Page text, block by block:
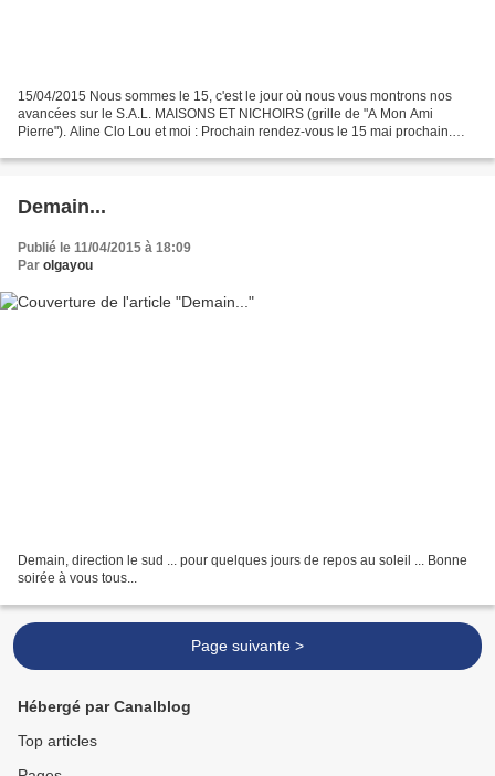
15/04/2015 Nous sommes le 15, c'est le jour où nous vous montrons nos
avancées sur le S.A.L. MAISONS ET NICHOIRS (grille de "A Mon Ami
Pierre"). Aline Clo Lou et moi : Prochain rendez-vous le 15 mai prochain.
Demain...
Publié le 11/04/2015 à 18:09
Par olgayou
Demain, direction le sud ... pour quelques jours de repos au soleil ... Bonne
soirée à vous tous...
Page suivante >
Hébergé par Canalblog
Top articles